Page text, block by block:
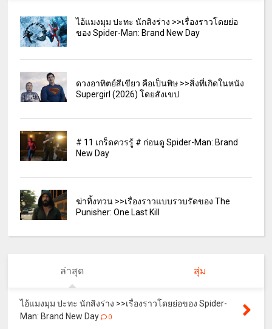
ไอ้แมงมุม ปะทะ นักสิงร่าง >>เรื่องราวโดยย่อ
ของ Spider-Man: Brand New Day
ดวงอาทิตย์สีเขียว คือเป็นพิษ >>สิ่งที่เกิดในหนัง
Supergirl (2026) โดยสังเขป
# 11 เกร็ดควรรู้ # ก่อนดู Spider-Man: Brand
New Day
ฆ่าทิ้งทวน >>เรื่องราวแบบรวบรัดของ The
Punisher: One Last Kill
ล่าสุด สุ่ม
ไอ้แมงมุม ปะทะ นักสิงร่าง >>เรื่องราวโดยย่อของ Spider-
Man: Brand New Day
0